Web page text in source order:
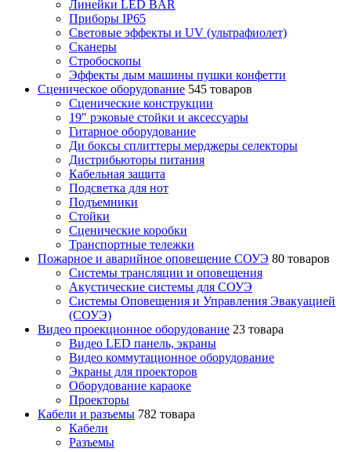
Линейки LED BAR
Приборы IP65
Световые эффекты и UV (ультрафиолет)
Сканеры
Стробоскопы
Эффекты дым машины пушки конфетти
Сценическое оборудование 545 товаров
Сценические конструкции
19" рэковые стойки и аксесcуары
Гитарное оборудование
Ди боксы сплиттеры мерджеры селекторы
Дистрибьюторы питания
Кабельная защита
Подсветка для нот
Подъемники
Стойки
Сценические коробки
Транспортные тележки
Пожарное и аварийное оповещение СОУЭ 80 товаров
Cистемы трансляции и оповещения
Акустические системы для СОУЭ
Системы Оповещения и Управления Эвакуацией
(СОУЭ)
Видео проекционное оборудование 23 товара
Видео LED панель, экраны
Видео коммутационное оборудование
Экраны для проекторов
Оборудование караоке
Проекторы
Кабели и разъемы 782 товара
Кабели
Разъемы